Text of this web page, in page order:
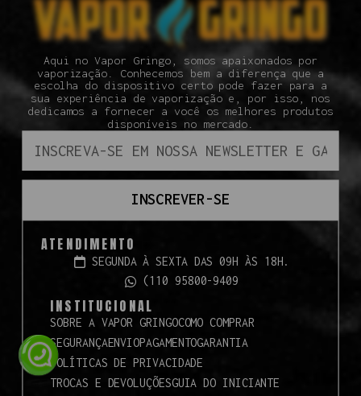
Aqui no Vapor Gringo, somos apaixonados por
vaporização. Conhecemos bem a diferença que a
escolha do dispositivo certo pode fazer para a
sua experiência de vaporização e, por isso, nos
dedicamos a fornecer a você os melhores produtos
disponíveis no mercado.
INSCREVER-SE
ATENDIMENTO
SEGUNDA À SEXTA DAS 09H ÀS 18H.
(110 95800-9409
INSTITUCIONAL
SOBRE A VAPOR GRINGOCOMO COMPRAR
SEGURANÇAENVIOPAGAMENTOGARANTIA
POLÍTICAS DE PRIVACIDADE
TROCAS E DEVOLUÇÕESGUIA DO INICIANTE